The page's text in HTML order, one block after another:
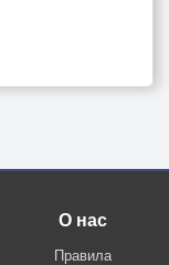
О нас
Правила